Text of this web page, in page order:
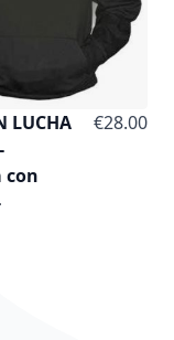
LUCHA
con
As low as
€28.00
List
Compare